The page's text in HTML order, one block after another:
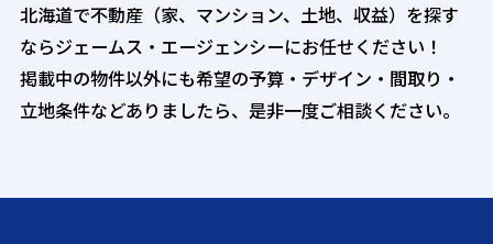
北海道で不動産（家、マンション、土地、収益）を探す
ならジェームス・エージェンシーにお任せください！
掲載中の物件以外にも希望の予算・デザイン・間取り・
立地条件などありましたら、是非一度ご相談ください。